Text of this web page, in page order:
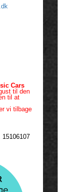
Cars
til den
til at
vi tilbage
15106107